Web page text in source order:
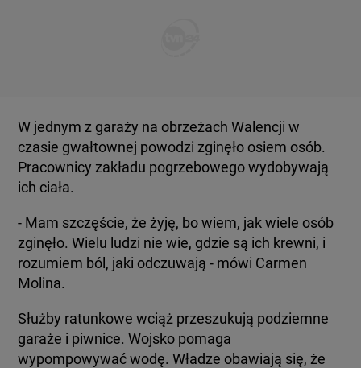
W jednym z garaży na obrzeżach Walencji w
czasie gwałtownej powodzi zginęło osiem osób.
Pracownicy zakładu pogrzebowego wydobywają
ich ciała.
- Mam szczęście, że żyję, bo wiem, jak wiele osób
zginęło. Wielu ludzi nie wie, gdzie są ich krewni, i
rozumiem ból, jaki odczuwają - mówi Carmen
Molina.
Służby ratunkowe wciąż przeszukują podziemne
garaże i piwnice. Wojsko pomaga
wypompowywać wodę. Władze obawiają się, że